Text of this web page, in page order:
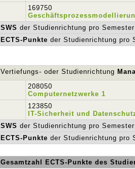
169750
SWS der Studienrichtung pro Semester
ECTS-Punkte der Studienrichtung pro
Vertiefungs- oder Studienrichtung
208050
Computernetzwerke 1
123850
IT-Sicherheit und
SWS der Studienrichtung pro Semester
ECTS-Punkte der Studienrichtung pro
Gesamtzahl ECTS-Punkte des